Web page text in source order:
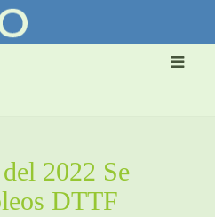
2022 Se
DTTF